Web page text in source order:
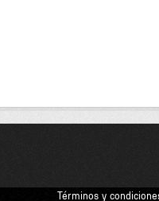
Términos y